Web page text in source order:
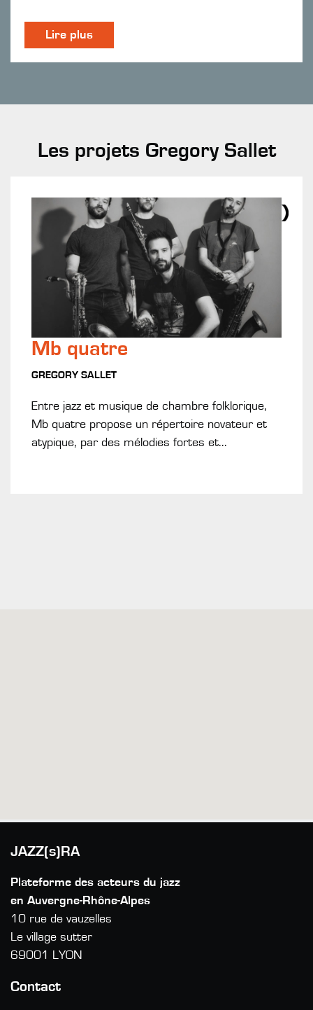
Lire plus
Les projets Gregory Sallet
Mb quatre
GREGORY SALLET
Entre jazz et musique de chambre folklorique,
Mb quatre propose un répertoire novateur et
atypique, par des mélodies fortes et...
JAZZ(s)RA
Plateforme des acteurs du jazz
en Auvergne-Rhône-Alpes
10 rue de vauzelles
Le village sutter
69001 LYON
Contact